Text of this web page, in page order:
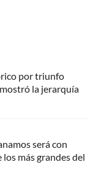
por triunfo
la jerarquía
será con
más grandes del